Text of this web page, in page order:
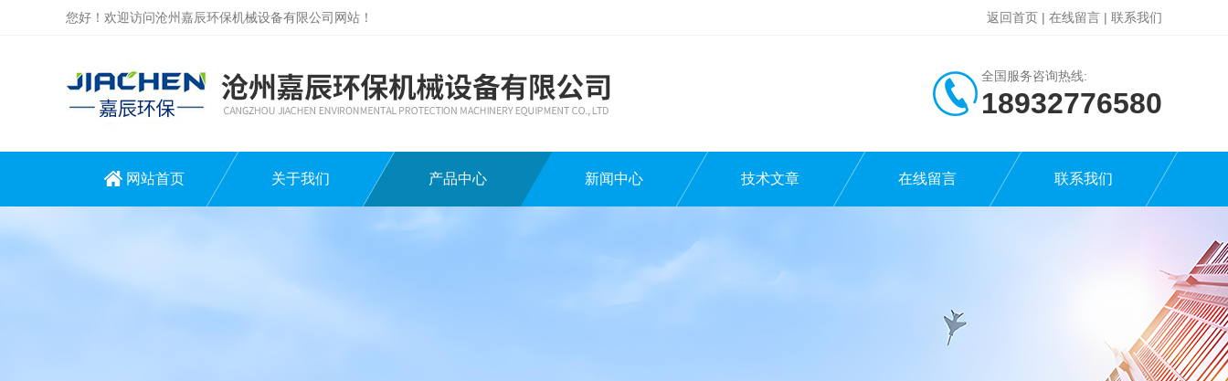
您好！欢迎访问沧州嘉辰环保机械设备有限公司网站！ 返回首页 | 在线留言 | 联系我们
全国服务咨询热线:
18932776580
网站首页 关于我们 产品中心 新闻中心 技术文章 在线留言 联系我们